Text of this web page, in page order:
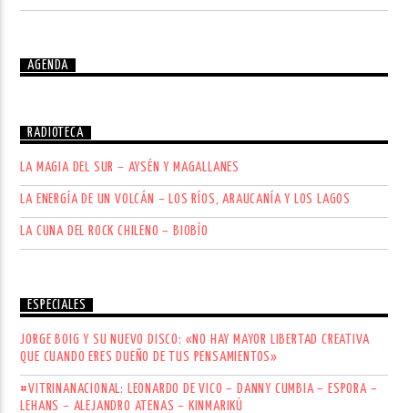
AGENDA
RADIOTECA
LA MAGIA DEL SUR – AYSÉN Y MAGALLANES
LA ENERGÍA DE UN VOLCÁN – LOS RÍOS, ARAUCANÍA Y LOS LAGOS
LA CUNA DEL ROCK CHILENO – BIOBÍO
ESPECIALES
JORGE BOIG Y SU NUEVO DISCO: «NO HAY MAYOR LIBERTAD CREATIVA
QUE CUANDO ERES DUEÑO DE TUS PENSAMIENTOS»
#VITRINANACIONAL: LEONARDO DE VICO – DANNY CUMBIA – ESPORA –
LEHANS – ALEJANDRO ATENAS – KINMARIKÚ